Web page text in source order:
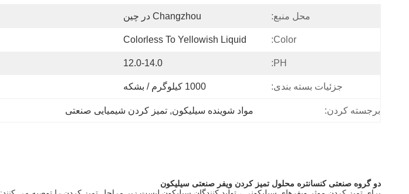
محل منبع: Changzhou در چین
Color:
Colorless To Yellowish Liquid
PH:
12.0-14.0
جزئیات بسته بندی: 1000 کیلوگرم / بشکه
برجسته کردن: مواد شوینده سیلیکون, تمیز کردن شیمیایی صنعتی
دو گروه صنعتی کنسانتره محلول تمیز کردن ویفر صنعتی سیلیکون